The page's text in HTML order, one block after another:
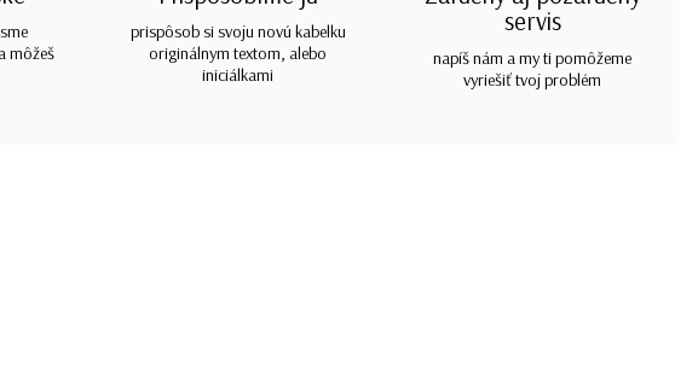
môžeš
prispôsob si svoju novú kabelku
originálnym textom, alebo
iniciálkami
servis
napíš nám a my ti pomôžeme
vyriešiť tvoj problém